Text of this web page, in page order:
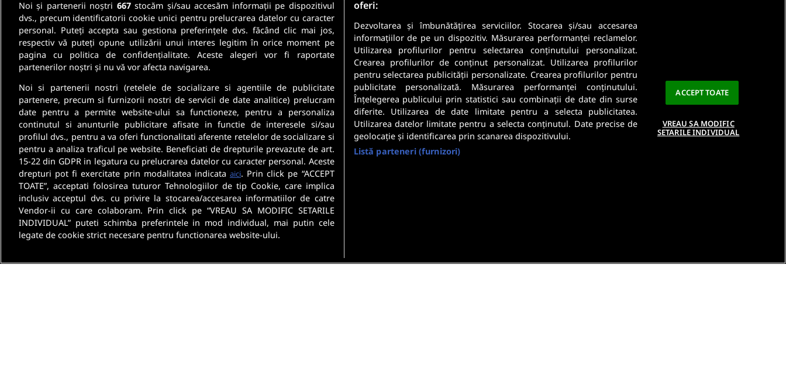
Fii informat
Aboneaza-te la newsletter-ul nostru si primeste cele mai recente
oferte de munca si informatii despre cariera direct in inbox-ul tau.
Sunt angajator
Securitatea datelor dumneavoastra este importanta pentru noi. CitestePolitica De
Confidentialitate.
Noi și partenerii noștri 667stocăm și/sau accesăm informații pe dispozitivul
dvs., precum identificatorii cookie unici pentru prelucrarea datelor cu caracter
personal. Puteți accepta sau gestiona preferințele dvs. făcând clic mai jos,
respectiv vă puteți opune utilizării unui interes legitim în orice moment pe
pagina cu politica de confidențialitate. Aceste alegeri vor fi raportate
partenerilor noștri și nu vă vor afecta navigarea.
Noi si partenerii nostri (retelele de socializare si agentiile de publicitate
partenere, precum si furnizorii nostri de servicii de date analitice) prelucram
date pentru a permite website-ului sa functioneze, pentru a personaliza
continutul si anunturile publicitare afisate in functie de interesele si/sau
profilul dvs., pentru a va oferi functionalitati aferente retelelor de socializare si
pentru a analiza traficul pe website. Beneficiati de drepturile prevazute de art.
15-22 din GDPR in legatura cu prelucrarea datelor cu caracter personal. Aceste
drepturi pot fi exercitate prin modalitatea indicata aici. Prin click pe “ACCEPT
TOATE”, acceptati folosirea tuturor Tehnologiilor de tip Cookie, care implica
inclusiv acceptul dvs. cu privire la stocarea/accesarea informatiilor de catre
Vendor-ii cu care colaboram. Prin click pe “VREAU SA MODIFIC SETARILE
INDIVIDUAL” puteti schimba preferintele in mod individual, mai putin cele
legate de cookie strict necesare pentru functionarea website-ului.
oferi:
Dezvoltarea și îmbunătățirea serviciilor. Stocarea și/sau accesarea
informațiilor de pe un dispozitiv. Măsurarea performanței reclamelor.
Utilizarea profilurilor pentru selectarea conținutului personalizat.
Crearea profilurilor de conținut personalizat. Utilizarea profilurilor
pentru selectarea publicității personalizate. Crearea profilurilor pentru
publicitate personalizată. Măsurarea performanței conținutului.
Înțelegerea publicului prin statistici sau combinații de date din surse
diferite. Utilizarea de date limitate pentru a selecta publicitatea.
Utilizarea datelor limitate pentru a selecta conținutul. Date precise de
geolocație și identificarea prin scanarea dispozitivului.
Listă parteneri (furnizori)
ACCEPT TOATE
VREAU SA MODIFIC
SETARILE INDIVIDUAL